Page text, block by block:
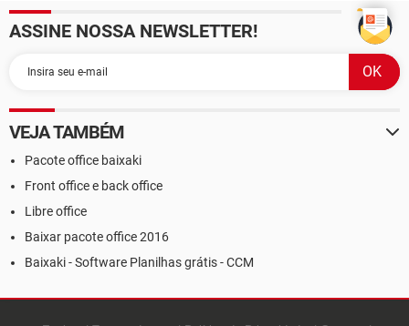
ASSINE NOSSA NEWSLETTER!
VEJA TAMBÉM
Pacote office baixaki
Front office e back office
Libre office
Baixar pacote office 2016
Baixaki - Software Planilhas grátis - CCM